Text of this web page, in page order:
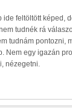
ide feltöltött képed,
tudnék rá
tudnám pontozni,
Nem egy igazán
nézegetni.